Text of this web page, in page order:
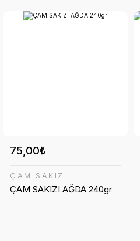
75,00₺
ÇAM SAKIZI
ÇAM SAKIZI AĞDA 240gr